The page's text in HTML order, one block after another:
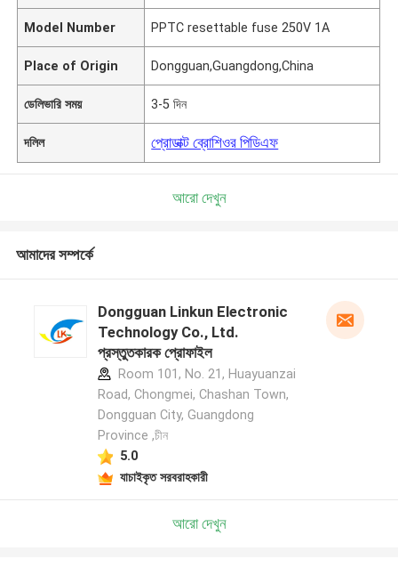
Model Number PPTC resettable fuse 250V 1A
Place of Origin Dongguan,Guangdong,China
ডেলিভারি সময় 3-5 দিন
দলিল প্রোডাক্ট ব্রোশিওর পিডিএফ
আরো দেখুন
আমাদের সম্পর্কে
Dongguan Linkun Electronic
Technology Co., Ltd.
প্রস্তুতকারক প্রোফাইল
Room 101, No. 21, Huayuanzai
Road, Chongmei, Chashan Town,
Dongguan City, Guangdong
Province ,চীন
5.0
যাচাইকৃত সরবরাহকারী
আরো দেখুন